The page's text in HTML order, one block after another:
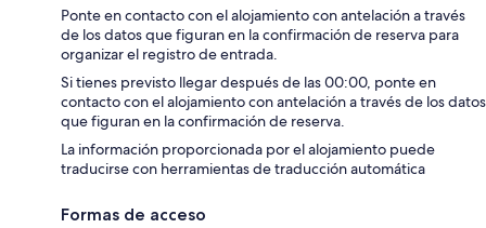
Ponte en contacto con el alojamiento con antelación a través
de los datos que figuran en la confirmación de reserva para
organizar el registro de entrada.
Si tienes previsto llegar después de las 00:00, ponte en
contacto con el alojamiento con antelación a través de los datos
que figuran en la confirmación de reserva.
La información proporcionada por el alojamiento puede
traducirse con herramientas de traducción automática
Formas de acceso